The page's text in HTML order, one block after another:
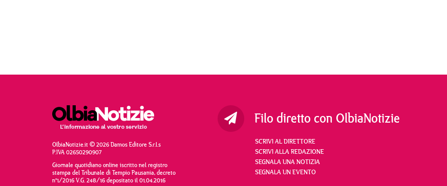
OlbiaNotizie.it © 2026 Damos Editore S.r.l.s
P.IVA 02650290907
Giornale quotidiano online iscritto nel registro
stampa del Tribunale di Tempio Pausania, decreto
n°1/2016 V.G. 248/16 depositato il 01.04.2016
Filo diretto con OlbiaNotizie
SCRIVI AL DIRETTORE
SCRIVI ALLA REDAZIONE
SEGNALA UNA NOTIZIA
SEGNALA UN EVENTO